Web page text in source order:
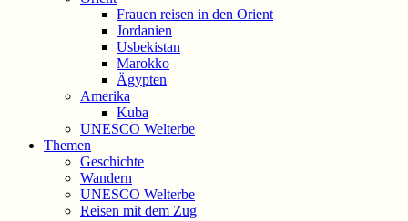
Frauen reisen in den Orient
Jordanien
Usbekistan
Marokko
Ägypten
Amerika
Kuba
UNESCO Welterbe
Themen
Geschichte
Wandern
UNESCO Welterbe
Reisen mit dem Zug